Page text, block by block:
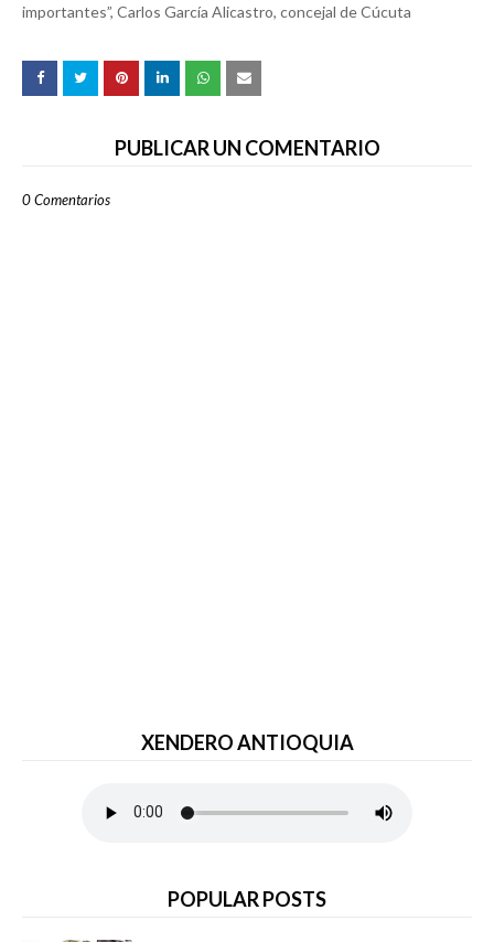
importantes”, Carlos García Alicastro, concejal de Cúcuta
PUBLICAR UN COMENTARIO
0 Comentarios
XENDERO ANTIOQUIA
POPULAR POSTS